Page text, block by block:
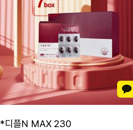
*디플N MAX 230